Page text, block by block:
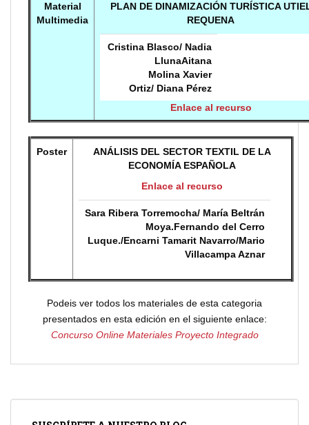
Material
Multimedia
PLAN DE DINAMIZACIÓN TURÍSTICA
REQUENA
Cristina Blasco/ Nadia
LlunaAitana
Molina Xavier
Ortiz/ Diana Pérez
Enlace al recurso
Poster
ANÁLISIS DEL SECTOR TEXTIL DE LA
ECONOMÍA ESPAÑOLA
Enlace al recurso
Sara Ribera Torremocha/ María Beltrán
Moya.Fernando del Cerro
Luque./Encarni Tamarit Navarro/Mario
Villacampa Aznar
Podeis ver todos los materiales de esta categoria
presentados en esta edición en el siguiente enlace:
Concurso Online Materiales Proyecto Integrado